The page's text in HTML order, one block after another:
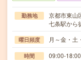
勤務地
京都市東山
七条駅から
曜日頻度 月～金・土
時間 09:00-